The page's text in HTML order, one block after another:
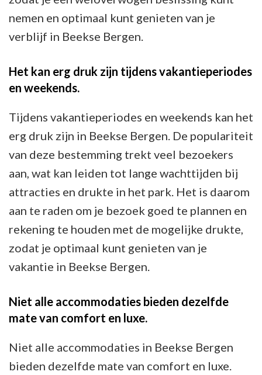
nemen en optimaal kunt genieten van je
verblijf in Beekse Bergen.
Het kan erg druk zijn tijdens vakantieperiodes
en weekends.
Tijdens vakantieperiodes en weekends kan het
erg druk zijn in Beekse Bergen. De populariteit
van deze bestemming trekt veel bezoekers
aan, wat kan leiden tot lange wachttijden bij
attracties en drukte in het park. Het is daarom
aan te raden om je bezoek goed te plannen en
rekening te houden met de mogelijke drukte,
zodat je optimaal kunt genieten van je
vakantie in Beekse Bergen.
Niet alle accommodaties bieden dezelfde
mate van comfort en luxe.
Niet alle accommodaties in Beekse Bergen
bieden dezelfde mate van comfort en luxe.